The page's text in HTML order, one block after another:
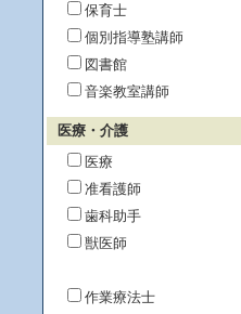
保育士
個別指導塾講師
図書館
音楽教室講師
医療・介護
医療
准看護師
歯科助手
獣医師
作業療法士